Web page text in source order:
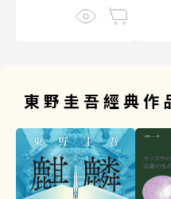
東野圭吾經典作